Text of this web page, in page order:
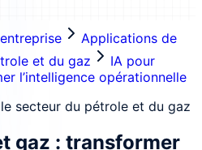
Applications de
et du gaz
IA pour
l’intelligence opérationnelle
secteur du pétrole et du gaz
gaz : transformer